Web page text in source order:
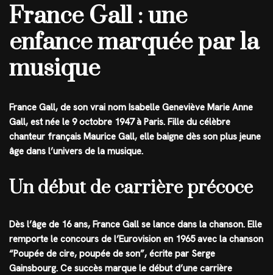
France Gall : une
enfance marquée par la
musique
France Gall, de son vrai nom Isabelle Geneviève Marie Anne
Gall, est née le 9 octobre 1947 à Paris. Fille du célèbre
chanteur français Maurice Gall, elle baigne dès son plus jeune
âge dans l’univers de la musique.
Un début de carrière précoce
Dès l’âge de 16 ans, France Gall se lance dans la chanson. Elle
remporte le concours de l’Eurovision en 1965 avec la chanson
“Poupée de cire, poupée de son”, écrite par Serge
Gainsbourg. Ce succès marque le début d’une carrière